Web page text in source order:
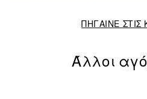
ΠΗΓΑΙΝΕ ΣΤΙΣ
Άλλοι